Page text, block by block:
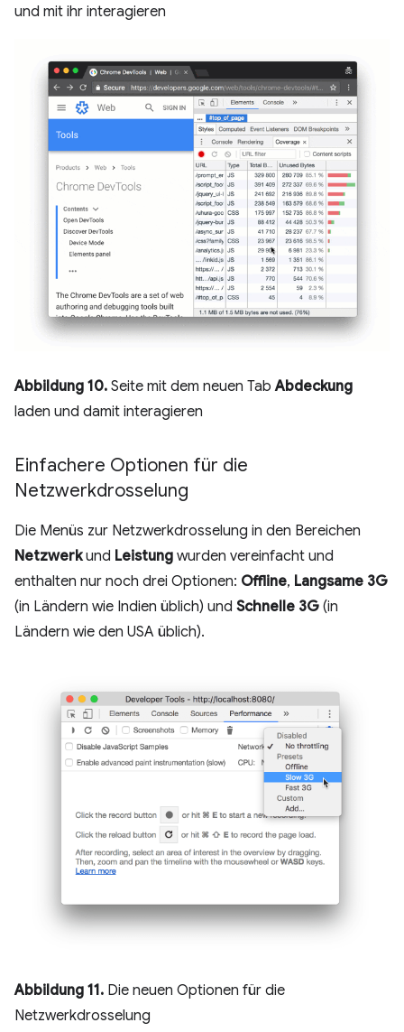
und mit ihr interagieren
Abbildung 10. Seite mit dem neuen TabAbdeckung
laden und damit interagieren
Einfachere Optionen für die
Netzwerkdrosselung
Die Menüs zur Netzwerkdrosselung in den Bereichen
Netzwerkund Leistung wurden vereinfacht und
enthalten nur noch drei Optionen: Offline, Langsame 3G
(in Ländern wie Indien üblich) und Schnelle 3G (in
Ländern wie den USA üblich).
Abbildung 11. Die neuen Optionen für die
Netzwerkdrosselung